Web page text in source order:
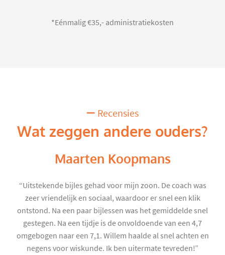
*Eénmalig €35,- administratiekosten
Recensies
Wat zeggen andere ouders?
Maarten Koopmans
“Uitstekende bijles gehad voor mijn zoon. De coach was
zeer vriendelijk en sociaal, waardoor er snel een klik
ontstond. Na een paar bijlessen was het gemiddelde snel
gestegen. Na een tijdje is de onvoldoende van een 4,7
omgebogen naar een 7,1. Willem haalde al snel achten en
negens voor wiskunde. Ik ben uitermate tevreden!”